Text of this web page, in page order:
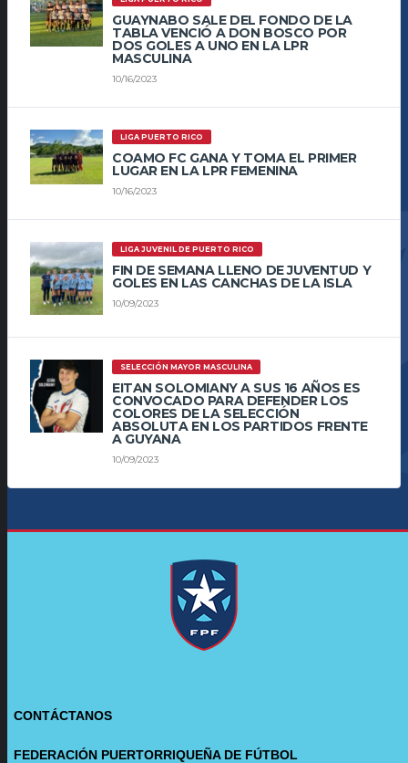
GUAYNABO SALE DEL FONDO DE LA
TABLA VENCIÓ A DON BOSCO POR
DOS GOLES A UNO EN LA LPR
MASCULINA
10/16/2023
LIGA PUERTO RICO
COAMO FC GANA Y TOMA EL PRIMER
LUGAR EN LA LPR FEMENINA
10/16/2023
LIGA JUVENIL DE PUERTO RICO
FIN DE SEMANA LLENO DE JUVENTUD Y
GOLES EN LAS CANCHAS DE LA ISLA
10/09/2023
SELECCIÓN MAYOR MASCULINA
EITAN SOLOMIANY A SUS 16 AÑOS ES
CONVOCADO PARA DEFENDER LOS
COLORES DE LA SELECCIÓN
ABSOLUTA EN LOS PARTIDOS FRENTE
A GUYANA
10/09/2023
CONTÁCTANOS
FEDERACIÓN PUERTORRIQUEÑA DE FÚTBOL